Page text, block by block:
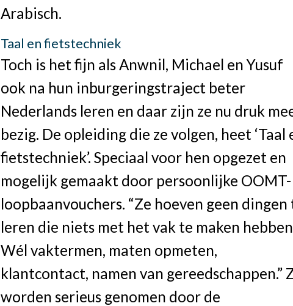
Arabisch.
Taal en fietstechniek
Toch is het fijn als Anwnil, Michael en Yusuf
ook na hun inburgeringstraject beter
Nederlands leren en daar zijn ze nu druk
bezig. De opleiding die ze volgen, heet ‘Taal
fietstechniek’. Speciaal voor hen opgezet en
mogelijk gemaakt door persoonlijke OOMT-
loopbaanvouchers. “Ze hoeven geen dingen
leren die niets met het vak te maken
Wél vaktermen, maten opmeten,
klantcontact, namen van gereedschappen.”
worden serieus genomen door de